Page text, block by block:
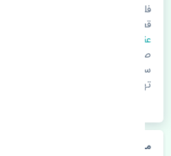
فلذا در صورت خرابی در اسرع
قطعات یدکی اقدام فرمایید. در زمان
عقب
به اصلی بودن و کیفیت
صورت نیاز با مکانیک و
سعی خود را بفرمایید تا قطعات
تهیه بفرمایید.
مشخصات فنی سنسور هشدار